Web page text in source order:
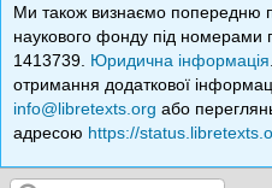
Ми також визнаємо попередню
наукового фонду під номерами
1413739. Юридична інформація
отримання додаткової
info@libretexts.org або
адресою https://